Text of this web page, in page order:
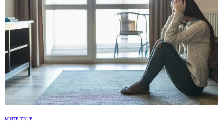
MINTE TRUP